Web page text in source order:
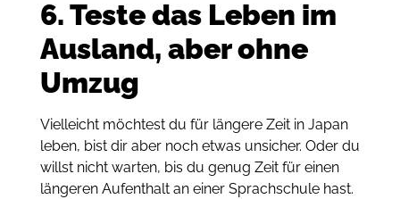
6. Teste das Leben im
Ausland, aber ohne
Umzug
Vielleicht möchtest du für längere Zeit in Japan
leben, bist dir aber noch etwas unsicher. Oder du
willst nicht warten, bis du genug Zeit für einen
längeren Aufenthalt an einer Sprachschule hast.